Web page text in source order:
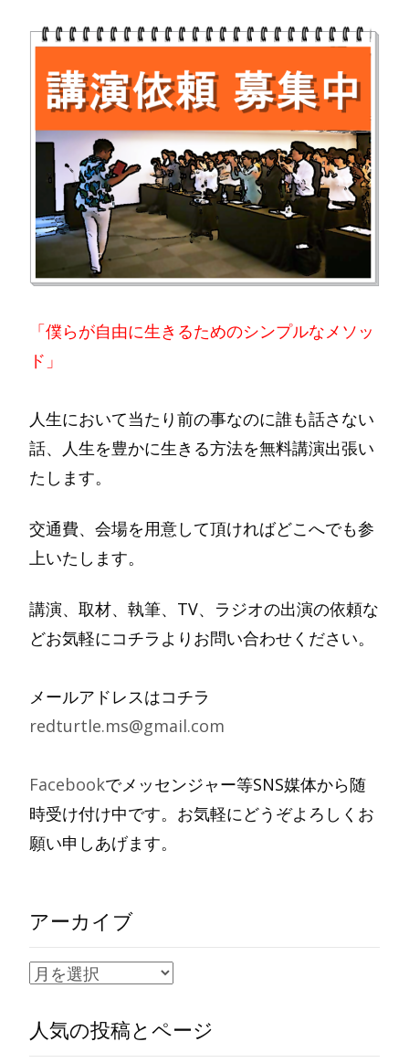
「僕らが自由に生きるためのシンプルなメソッ
ド」
人生において当たり前の事なのに誰も話さない
話、人生を豊かに生きる方法を無料講演出張い
たします。
交通費、会場を用意して頂ければどこへでも参
上いたします。
講演、取材、執筆、TV、ラジオの出演の依頼な
どお気軽にコチラよりお問い合わせください。
メールアドレスはコチラ
redturtle.ms@gmail.com
Facebookでメッセンジャー等SNS媒体から随
時受け付け中です。お気軽にどうぞよろしくお
願い申しあげます。
アーカイブ
ア
カ
人気の投稿とページ